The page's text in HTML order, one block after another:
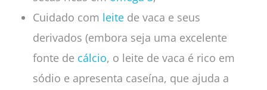
Cuidado com leitede vaca e seus
derivados (embora seja uma excelente
fonte de cálcio, o leite de vaca é rico em
sódio e apresenta caseína, que ajuda a